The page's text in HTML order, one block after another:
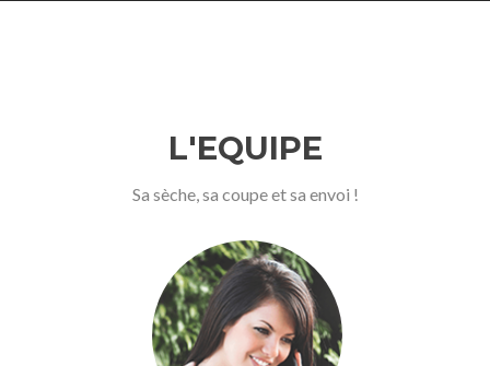
L'EQUIPE
Sa sèche, sa coupe et sa envoi !